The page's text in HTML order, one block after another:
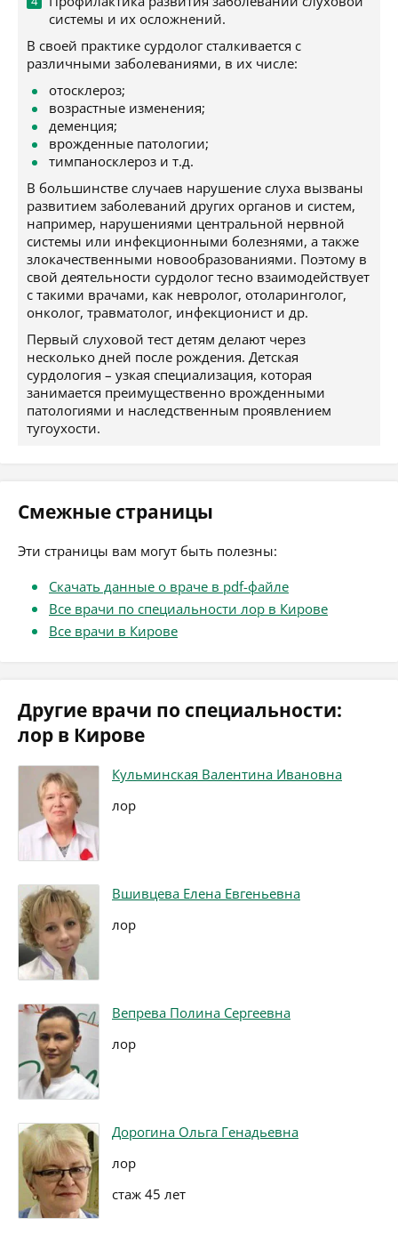
системы и их осложнений.
В своей практике сурдолог сталкивается с
различными заболеваниями, в их числе:
отосклероз;
возрастные изменения;
деменция;
врожденные патологии;
тимпаносклероз и т.д.
В большинстве случаев нарушение слуха вызваны
развитием заболеваний других органов и систем,
например, нарушениями центральной нервной
системы или инфекционными болезнями, а также
злокачественными новообразованиями. Поэтому в
свой деятельности сурдолог тесно взаимодействует
с такими врачами, как невролог, отоларинголог,
онколог, травматолог, инфекционист и др.
Первый слуховой тест детям делают через
несколько дней после рождения. Детская
сурдология – узкая специализация, которая
занимается преимущественно врожденными
патологиями и наследственным проявлением
тугоухости.
Смежные страницы
Эти страницы вам могут быть полезны:
Скачать данные о враче в pdf-файле
Все врачи по специальности лор в Кирове
Все врачи в Кирове
Другие врачи по специальности:
лор в Кирове
Кульминская Валентина Ивановна
лор
Вшивцева Елена Евгеньевна
лор
Вепрева Полина Сергеевна
лор
Дорогина Ольга Генадьевна
лор
стаж 45 лет